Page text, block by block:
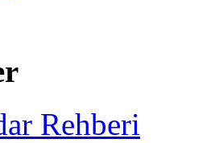
Rehberi